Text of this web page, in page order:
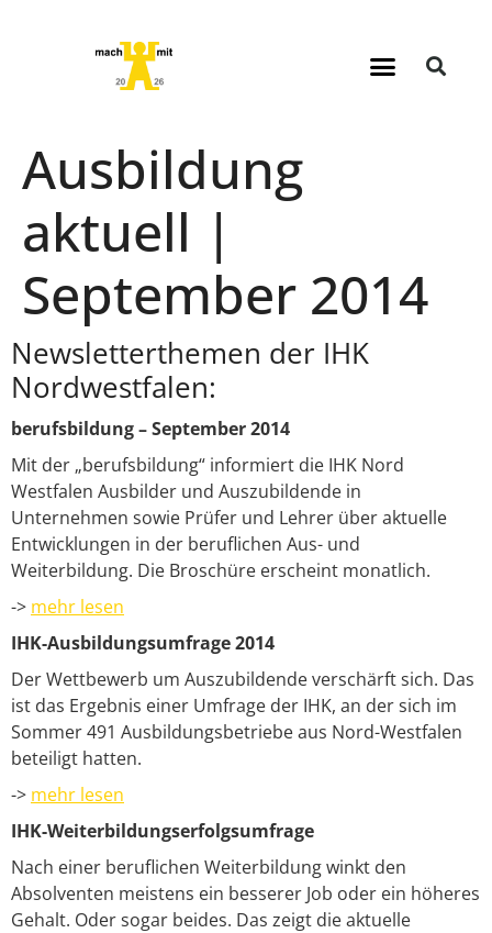
Ausbildung
aktuell |
September 2014
Newsletterthemen der IHK
Nordwestfalen:
berufsbildung – September 2014
Mit der „berufsbildung“ informiert die IHK Nord
Westfalen Ausbilder und Auszubildende in
Unternehmen sowie Prüfer und Lehrer über aktuelle
Entwicklungen in der beruflichen Aus- und
Weiterbildung. Die Broschüre erscheint monatlich.
-> mehr lesen
IHK-Ausbildungsumfrage 2014
Der Wettbewerb um Auszubildende verschärft sich. Das
ist das Ergebnis einer Umfrage der IHK, an der sich im
Sommer 491 Ausbildungsbetriebe aus Nord-Westfalen
beteiligt hatten.
-> mehr lesen
IHK-Weiterbildungserfolgsumfrage
Nach einer beruflichen Weiterbildung winkt den
Absolventen meistens ein besserer Job oder ein höheres
Gehalt. Oder sogar beides. Das zeigt die aktuelle